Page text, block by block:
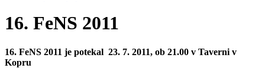
16. FeNS 2011
16. FeNS 2011 je potekal 23. 7. 2011, ob 21.00 v Taverni v
Kopru